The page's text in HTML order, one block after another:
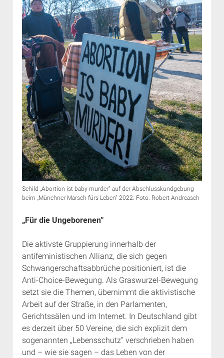
Schild „Abortion ist baby murder“ auf der Abschlusskundgebung
beim „Münchner Marsch fürs Leben“ 2022. Foto: Robert Andreasch
„Für die Ungeborenen“
Die aktivste Gruppierung innerhalb der
antifeministischen Allianz, die sich gegen
Schwangerschaftsabbrüche positioniert, ist die
Anti-Choice-Bewegung. Als Graswurzel-Bewegung
setzt sie die Themen, übernimmt die aktivistische
Arbeit auf der Straße, in den Parlamenten,
Gerichtssälen und im Internet. In Deutschland gibt
es derzeit über 50 Vereine, die sich explizit dem
sogenannten „Lebensschutz“ verschrieben haben
und – wie sie sagen – das Leben von der